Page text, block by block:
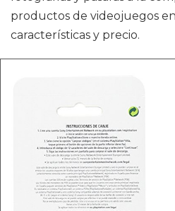
productos de videojuegos
características y precio.